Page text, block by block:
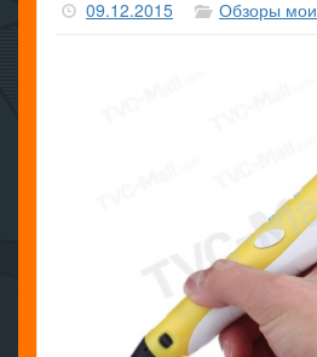
09.12.2015 Обзоры мои